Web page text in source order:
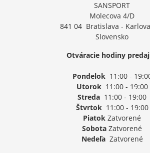
SANSPORT
Molecova 4/D
841 04 Bratislava -
Slovensko
Otváracie hodiny
Pondelok11:00 -
Utorok11:00 - 19:00
Streda 11:00 - 19:00
Štvrtok11:00 - 19:00
Piatok Zatvorené
Sobota Zatvorené
NedeľaZatvorené